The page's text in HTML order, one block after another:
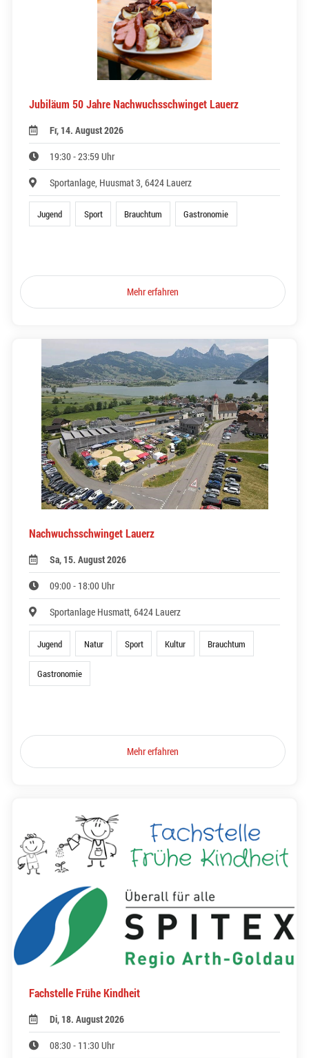
Jubiläum 50 Jahre Nachwuchsschwinget Lauerz
Fr, 14. August 2026
19:30 - 23:59 Uhr
Sportanlage, Huusmat 3, 6424 Lauerz
Jugend Sport Brauchtum Gastronomie
Mehr erfahren
Nachwuchsschwinget Lauerz
Sa, 15. August 2026
09:00 - 18:00 Uhr
Sportanlage Husmatt, 6424 Lauerz
Jugend Natur Sport Kultur Brauchtum
Gastronomie
Mehr erfahren
Fachstelle Frühe Kindheit
Di, 18. August 2026
08:30 - 11:30 Uhr